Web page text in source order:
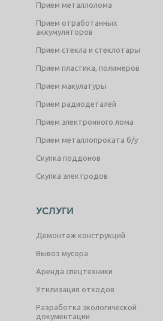
Прием металлолома
Прием отработанных
аккумуляторов
Прием стекла и стеклотары
Прием пластика, полимеров
Прием макулатуры
Прием радиодеталей
Прием электронного лома
Прием металлопроката б/у
Скупка поддонов
Скупка электродов
УСЛУГИ
Демонтаж конструкций
Вывоз мусора
Аренда спецтехники
Утилизация отходов
Разработка экологической
документации